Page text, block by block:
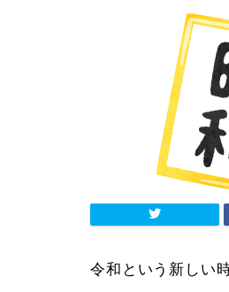
令和という新しい